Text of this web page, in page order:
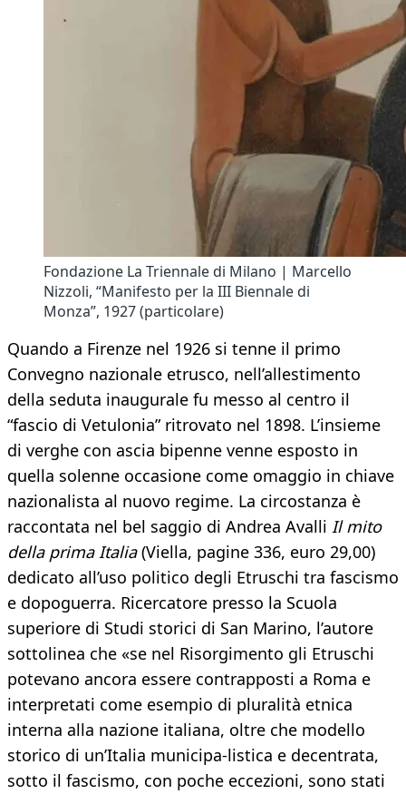
Fondazione La Triennale di Milano | Marcello
Nizzoli, “Manifesto per la III Biennale di
Monza”, 1927 (particolare)
Quando a Firenze nel 1926 si tenne il primo
Convegno nazionale etrusco, nell’allestimento
della seduta inaugurale fu messo al centro il
“fascio di Vetulonia” ritrovato nel 1898. L’insieme
di verghe con ascia bipenne venne esposto in
quella solenne occasione come omaggio in chiave
nazionalista al nuovo regime. La circostanza è
raccontata nel bel saggio di Andrea Avalli Il mito
della prima Italia(Viella, pagine 336, euro 29,00)
dedicato all’uso politico degli Etruschi tra fascismo
e dopoguerra. Ricercatore presso la Scuola
superiore di Studi storici di San Marino, l’autore
sottolinea che «se nel Risorgimento gli Etruschi
potevano ancora essere contrapposti a Roma e
interpretati come esempio di pluralità etnica
interna alla nazione italiana, oltre che modello
storico di un’Italia municipa-listica e decentrata,
sotto il fascismo, con poche eccezioni, sono stati